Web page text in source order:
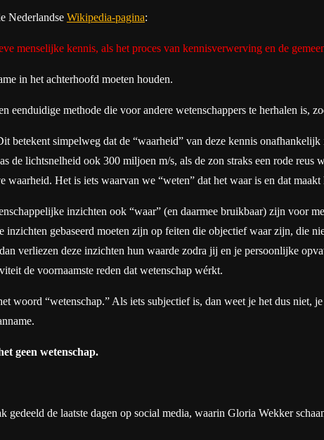
Nederlandse Wikipedia-pagina:
menselijke kennis, als het proces van kennisverwerving en de
in het achterhoofd moeten houden.
eenduidige methode die voor andere wetenschappers te herhalen is,
betekent simpelweg dat de “waarheid” van deze kennis
de lichtsnelheid ook 300 miljoen m/s, als de zon straks een rode reus
Het is iets waarvan we “weten” dat het waar is en dat maakt
inzichten ook “waar” (en daarmee bruikbaar) zijn voor
gebaseerd moeten zijn op feiten die objectief waar zijn, die
verliezen deze inzichten hun waarde zodra jij en je persoonlijke
de voornaamste reden dat wetenschap wérkt.
woord “wetenschap.” Als iets subjectief is, dan weet je het dus niet,
geen wetenschap.
gedeeld de laatste dagen op social media, waarin Gloria Wekker